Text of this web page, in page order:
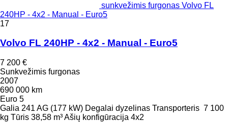
sunkvežimis furgonas Volvo FL
240HP - 4x2 - Manual - Euro5
17
Volvo FL 240HP - 4x2 - Manual - Euro5
7 200 €
Sunkvežimis furgonas
2007
690 000 km
Euro 5
Galia 241 AG (177 kW) Degalai dyzelinas Transporteris 7 100
kg Tūris 38,58 m³Ašių konfigūracija 4x2